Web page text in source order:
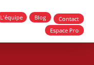
L'équipe Blog
Contact
Espace Pro